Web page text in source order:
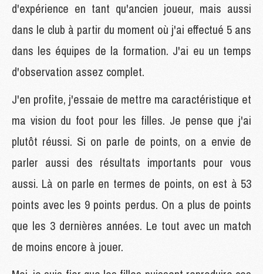
d'expérience en tant qu'ancien joueur, mais aussi
dans le club à partir du moment où j'ai effectué 5 ans
dans les équipes de la formation. J'ai eu un temps
d'observation assez complet.
J'en profite, j'essaie de mettre ma caractéristique et
ma vision du foot pour les filles. Je pense que j'ai
plutôt réussi. Si on parle de points, on a envie de
parler aussi des résultats importants pour vous
aussi. Là on parle en termes de points, on est à 53
points avec les 9 points perdus. On a plus de points
que les 3 dernières années. Le tout avec un match
de moins encore à jouer.